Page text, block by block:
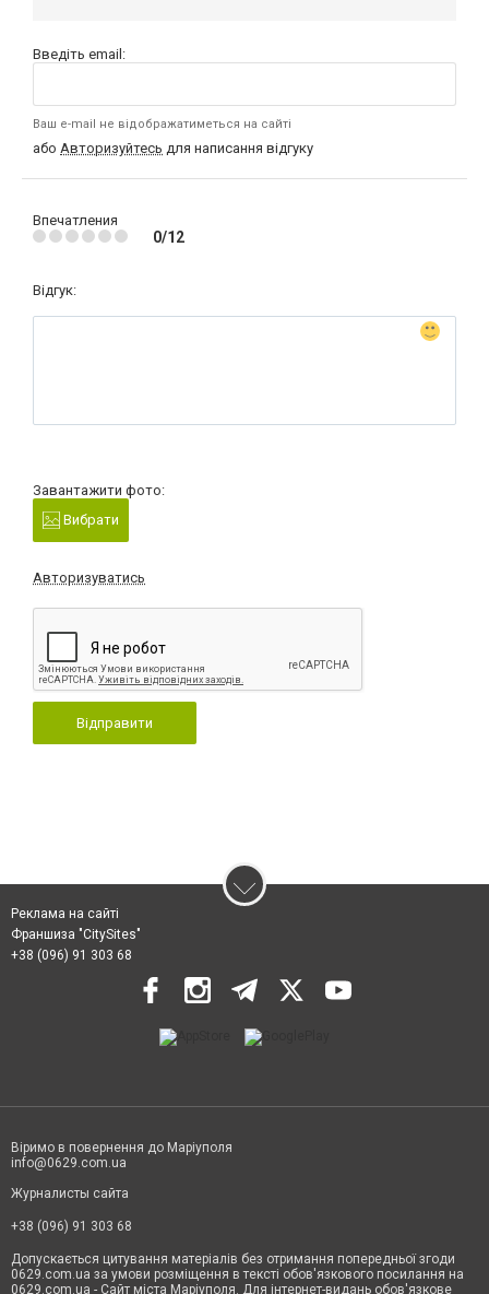
Введіть email:
Ваш e-mail не відображатиметься на сайті
або Авторизуйтесь для написання відгуку
Впечатления
0/12
Відгук:
Завантажити фото:
Вибрати
Авторизуватись
Відправити
Реклама на сайті
Франшиза "CitySites"
+38 (096) 91 303 68
Віримо в повернення до Маріуполя
info@0629.com.ua
Журналисты сайта
+38 (096) 91 303 68
Допускається цитування матеріалів без отримання попередньої згоди
0629.com.ua за умови розміщення в тексті обов'язкового посилання на
0629.com.ua - Сайт міста Маріуполя. Для інтернет-видань обов'язкове